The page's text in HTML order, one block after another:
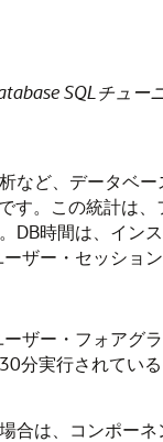
SQLチュー
など、データベ
す。この統計は
DB時間は、イン
ザー・セッショ
ザー・フォアグ
分実行されてい
合は、コンポー